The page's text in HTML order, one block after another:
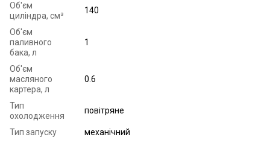
Об'єм
циліндра, см³
140
Об'єм
паливного
бака, л
1
Об'єм
масляного
картера, л
0.6
Тип
охолодження
повітряне
Тип запуску
механічний